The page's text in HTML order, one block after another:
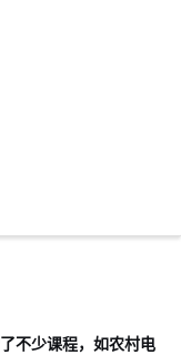
不少课程，如农村电